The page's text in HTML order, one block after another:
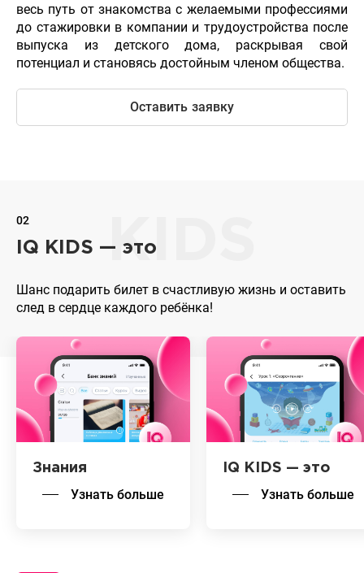
весь путь от знакомства с желаемыми профессиями
до стажировки в компании и трудоустройства после
выпуска из детского дома, раскрывая свой
потенциал и становясь достойным членом общества.
Оставить заявку
KIDS
02
IQ KIDS — это
Шанс подарить билет в счастливую жизнь и оставить
след в сердце каждого ребёнка!
Знания
Узнать больше
IQ KIDS — это
Узнать больше